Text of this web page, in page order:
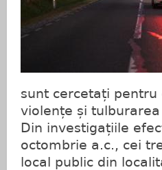
sunt cercetați
violențe și
Din investigațiile
octombrie a.c., cei
local public din